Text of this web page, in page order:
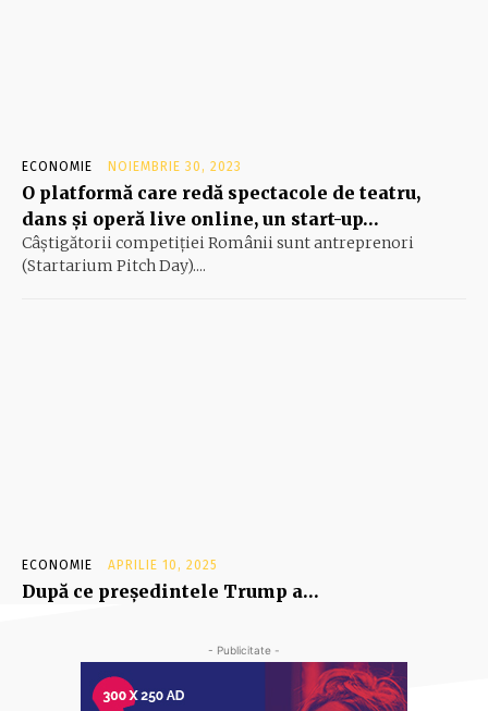
ECONOMIE NOIEMBRIE 30, 2023
O platformă care redă spectacole de teatru,
dans şi operă live online, un start-up…
Câştigătorii competiţiei Românii sunt antreprenori
(Startarium Pitch Day)....
ECONOMIE APRILIE 10, 2025
După ce preşedintele Trump a…
- Publicitate -